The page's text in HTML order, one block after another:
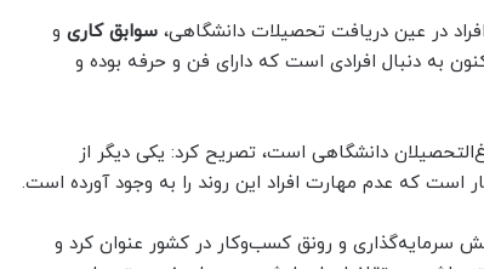
در عین دریافت تحصیلات دانشگاهی، سوابق کاری و
به دنبال افرادی است که دارای فن و حرفه بوده و
دانشگاهی است، تصریح کرد: یکی دیگر از
است که عدم مهارت افراد این روند را به وجود آورده است.
سرمایه‌گذاری و رونق کسب‌وکار در کشور عنوان کرد و